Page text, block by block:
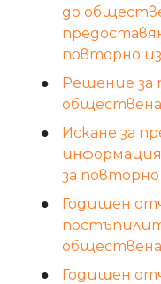
до
повторно
Решение за
Искане за
за повторно
Годишен
Годишен